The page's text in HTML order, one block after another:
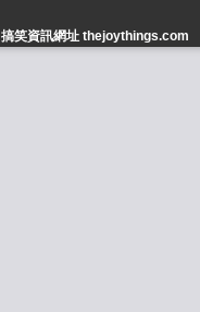
搞笑資訊網址 thejoythings.com